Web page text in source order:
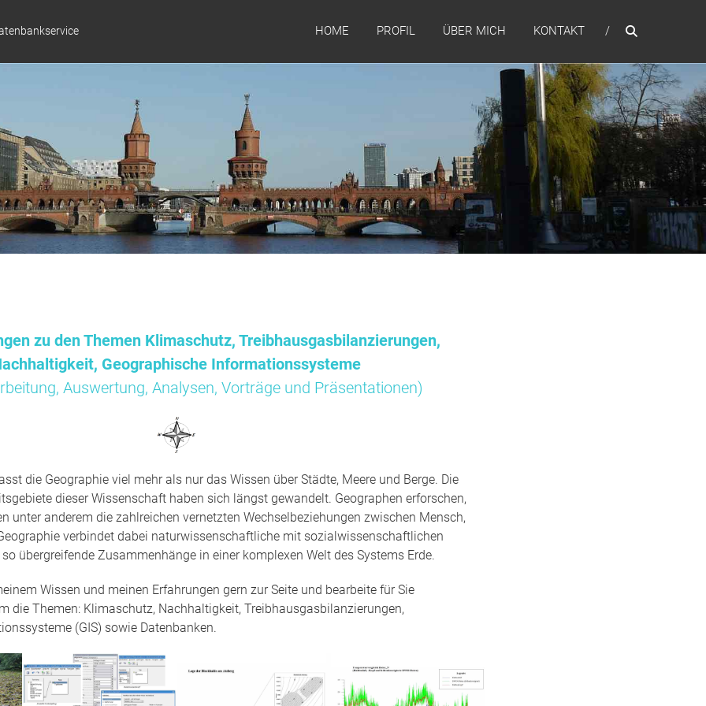
HOME PROFIL ÜBER MICH KONTAKT
zu den Themen Klimaschutz, Treibhausgasbilanzierungen,
Geographische Informationssysteme
Auswertung, Analysen, Vorträge und Präsentationen)
die Geographie viel mehr als nur das Wissen über Städte, Meere und Berge. Die
dieser Wissenschaft haben sich längst gewandelt. Geographen erforschen,
unter anderem die zahlreichen vernetzten Wechselbeziehungen zwischen Mensch,
verbindet dabei naturwissenschaftliche mit sozialwissenschaftlichen
übergreifende Zusammenhänge in einer komplexen Welt des Systems Erde.
Wissen und meinen Erfahrungen gern zur Seite und bearbeite für Sie
die Themen: Klimaschutz, Nachhaltigkeit, Treibhausgasbilanzierungen,
(GIS) sowie Datenbanken.